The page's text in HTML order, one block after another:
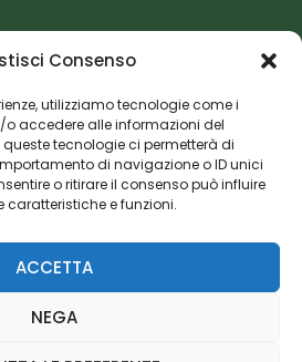
Consenso
utilizziamo tecnologie come i
o accedere alle informazioni del
tecnologie ci permetterà di
di navigazione o ID unici
o ritirare il consenso può influire
e funzioni.
ACCETTA
NEGA